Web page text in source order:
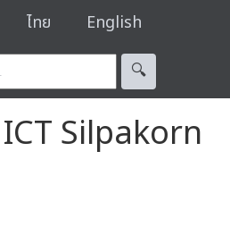
ไทย English
🔍︎
Silpakorn